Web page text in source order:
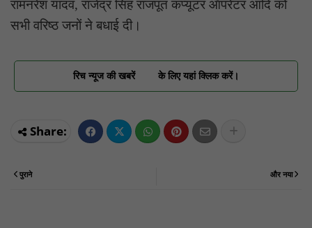
रामनरेश यादव, राजेंद्र सिंह राजपूत कंप्यूटर ऑपरेटर आदि को
सभी वरिष्ठ जनों ने बधाई दी।
रिच न्यूज की खबरें के लिए यहां क्लिक करें।
और नया
पुराने